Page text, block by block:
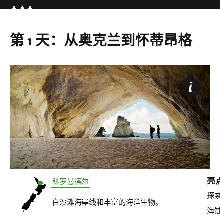
第 1 天：从奥克兰到怀蒂昂格
科罗曼德尔
白沙滩海岸线和丰富的海洋生物。
亮
探
海